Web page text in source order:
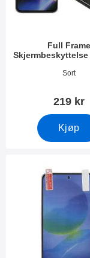
Full Frame
Skjermbeskyttelse
Varenummer 53021
Sort
219 kr
Kjøp